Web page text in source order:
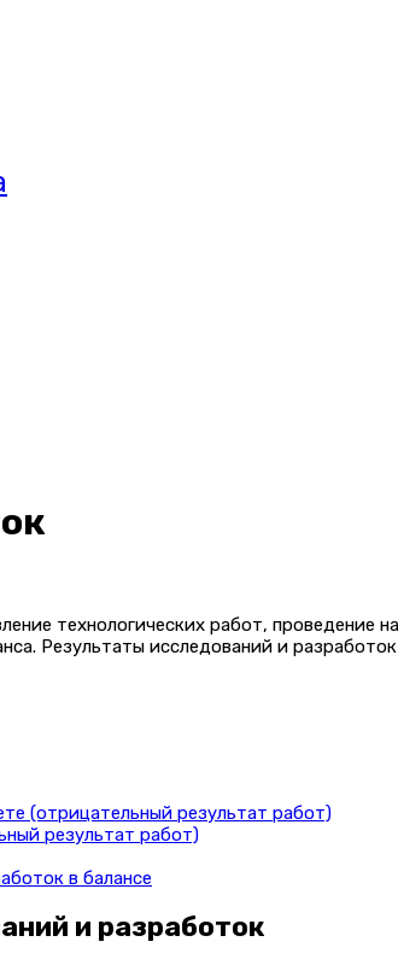
технологических работ, проведение
Результаты исследований и
(отрицательный результат работ)
результат работ)
в балансе
и разработок